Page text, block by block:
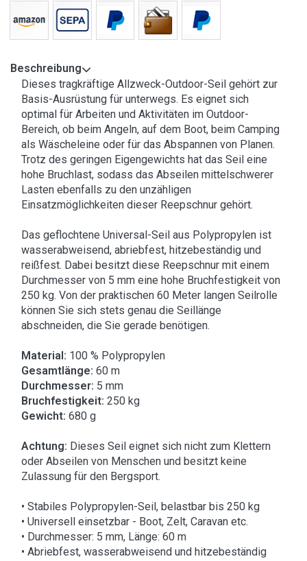
Beschreibung
Dieses tragkräftige Allzweck-Outdoor-Seil gehört zur
Basis-Ausrüstung für unterwegs. Es eignet sich
optimal für Arbeiten und Aktivitäten im Outdoor-
Bereich, ob beim Angeln, auf dem Boot, beim Camping
als Wäscheleine oder für das Abspannen von Planen.
Trotz des geringen Eigengewichts hat das Seil eine
hohe Bruchlast, sodass das Abseilen mittelschwerer
Lasten ebenfalls zu den unzähligen
Einsatzmöglichkeiten dieser Reepschnur gehört.
Das geflochtene Universal-Seil aus Polypropylen ist
wasserabweisend, abriebfest, hitzebeständig und
reißfest. Dabei besitzt diese Reepschnur mit einem
Durchmesser von 5 mm eine hohe Bruchfestigkeit von
250 kg. Von der praktischen 60 Meter langen Seilrolle
können Sie sich stets genau die Seillänge
abschneiden, die Sie gerade benötigen.
Material: 100 % Polypropylen
Gesamtlänge: 60 m
Durchmesser: 5 mm
Bruchfestigkeit: 250 kg
Gewicht: 680 g
Achtung: Dieses Seil eignet sich nicht zum Klettern
oder Abseilen von Menschen und besitzt keine
Zulassung für den Bergsport.
• Stabiles Polypropylen-Seil, belastbar bis 250 kg
• Universell einsetzbar - Boot, Zelt, Caravan etc.
• Durchmesser: 5 mm, Länge: 60 m
• Abriebfest, wasserabweisend und hitzebeständig